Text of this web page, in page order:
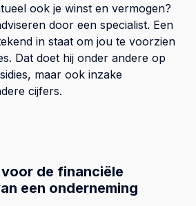
ook je winst en vermogen?
door een specialist. Een
in staat om jou te voorzien
Dat doet hij onder andere op
maar ook inzake
cijfers.
de financiële
een onderneming